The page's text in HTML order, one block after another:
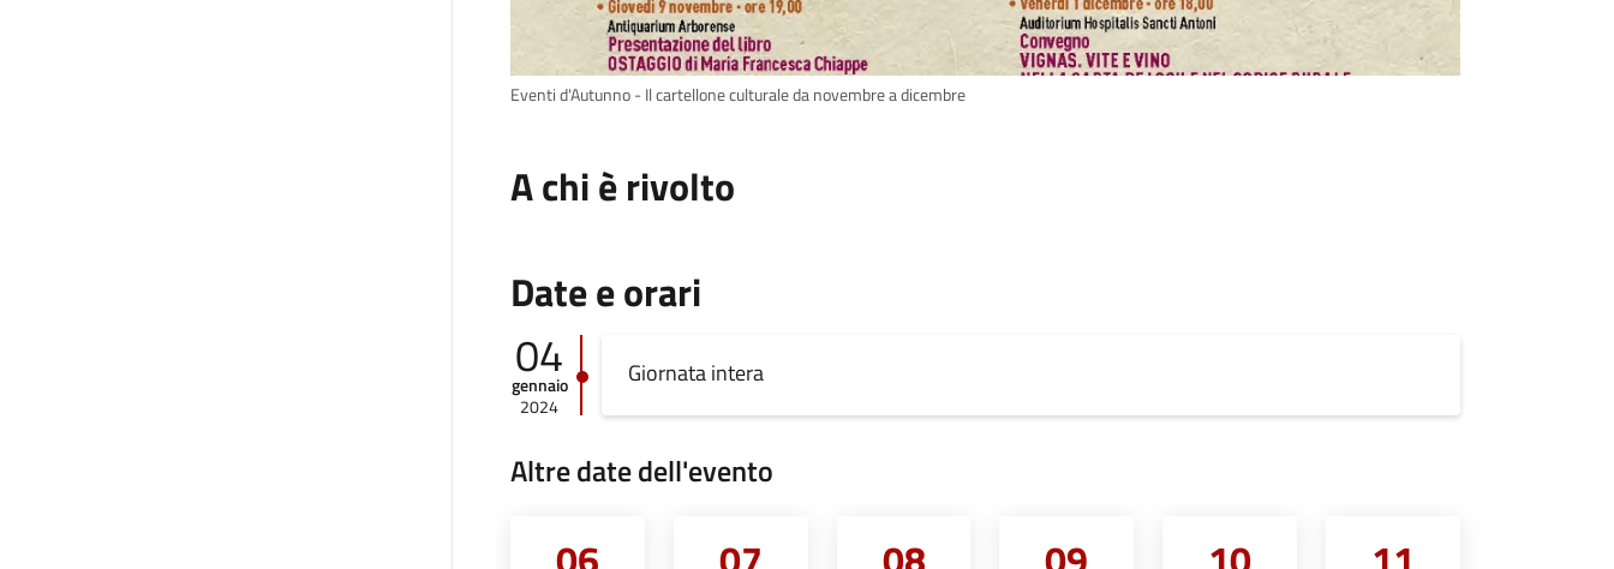
Eventi d'Autunno - Il cartellone culturale da novembre a dicembre
A chi è rivolto
Date e orari
04
gennaio
2024
Giornata intera
Altre date dell'evento